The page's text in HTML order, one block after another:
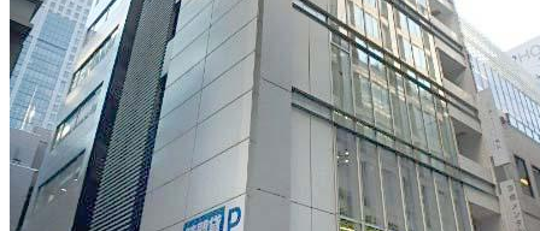
貸事務所・賃貸オフィスから不動産オーナー様まで徹底サポートするス
タッフブログです。